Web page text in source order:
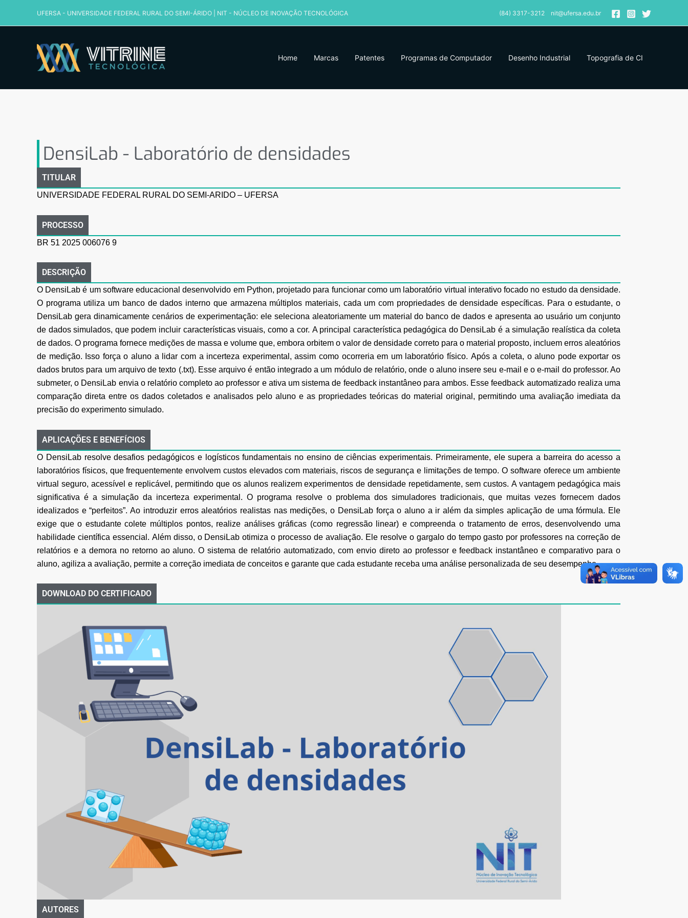
UFERSA - UNIVERSIDADE FEDERAL RURAL DO SEMI-ÁRIDO NIT - NÚCLEO DE INOVAÇÃO TECNOLÓGICA (84) 3317-3212 nit@ufersa.edu.br
Home Marcas Patentes Programas de Computador Desenho Industrial Topografia de CI
DensiLab - Laboratório de densidades
TITULAR
UNIVERSIDADE FEDERAL RURAL DO SEMI-ARIDO – UFERSA
PROCESSO
BR 51 2025 006076 9
DESCRIÇÃO
O DensiLab é um software educacional desenvolvido em Python, projetado para funcionar como um laboratório virtual interativo focado no estudo da densidade.
O programa utiliza um banco de dados interno que armazena múltiplos materiais, cada um com propriedades de densidade específicas. Para o estudante, o
DensiLab gera dinamicamente cenários de experimentação: ele seleciona aleatoriamente um material do banco de dados e apresenta ao usuário um conjunto
de dados simulados, que podem incluir características visuais, como a cor. A principal característica pedagógica do DensiLab é a simulação realística da coleta
de dados. O programa fornece medições de massa e volume que, embora orbitem o valor de densidade correto para o material proposto, incluem erros aleatórios
de medição. Isso força o aluno a lidar com a incerteza experimental, assim como ocorreria em um laboratório físico. Após a coleta, o aluno pode exportar os
dados brutos para um arquivo de texto (.txt). Esse arquivo é então integrado a um módulo de relatório, onde o aluno insere seu e-mail e o e-mail do professor. Ao
submeter, o DensiLab envia o relatório completo ao professor e ativa um sistema de feedback instantâneo para ambos. Esse feedback automatizado realiza uma
comparação direta entre os dados coletados e analisados pelo aluno e as propriedades teóricas do material original, permitindo uma avaliação imediata da
precisão do experimento simulado.
APLICAÇÕES E BENEFÍCIOS
O DensiLab resolve desafios pedagógicos e logísticos fundamentais no ensino de ciências experimentais. Primeiramente, ele supera a barreira do acesso a
laboratórios físicos, que frequentemente envolvem custos elevados com materiais, riscos de segurança e limitações de tempo. O software oferece um ambiente
virtual seguro, acessível e replicável, permitindo que os alunos realizem experimentos de densidade repetidamente, sem custos. A vantagem pedagógica mais
significativa é a simulação da incerteza experimental. O programa resolve o problema dos simuladores tradicionais, que muitas vezes fornecem dados
idealizados e “perfeitos”. Ao introduzir erros aleatórios realistas nas medições, o DensiLab força o aluno a ir além da simples aplicação de uma fórmula. Ele
exige que o estudante colete múltiplos pontos, realize análises gráficas (como regressão linear) e compreenda o tratamento de erros, desenvolvendo uma
habilidade científica essencial. Além disso, o DensiLab otimiza o processo de avaliação. Ele resolve o gargalo do tempo gasto por professores na correção de
relatórios e a demora no retorno ao aluno. O sistema de relatório automatizado, com envio direto ao professor e feedback instantâneo e comparativo para o
aluno, agiliza a avaliação, permite a correção imediata de conceitos e garante que cada estudante receba uma análise personalizada de seu desempenho.
DOWNLOAD DO CERTIFICADO
AUTORES